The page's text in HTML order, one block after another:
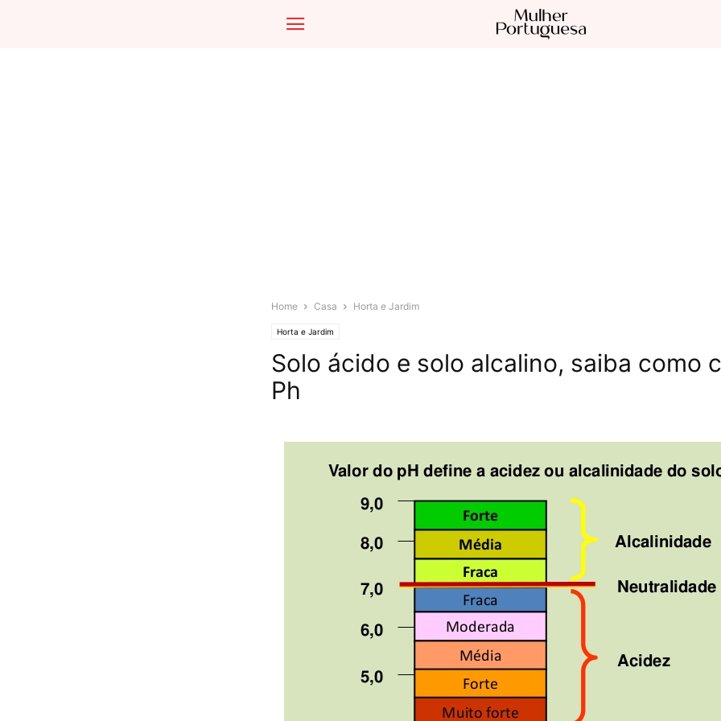
Home Casa Horta e Jardim
Horta e Jardim
Solo ácido e solo alcalino, saiba como
Ph